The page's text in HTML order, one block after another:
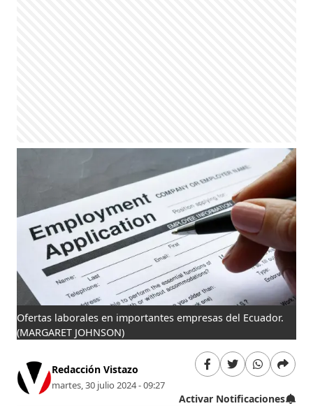
Ofertas laborales en importantes empresas del Ecuador.
(MARGARET JOHNSON)
Redacción Vistazo
martes, 30 julio 2024 - 09:27
Activar Notificaciones